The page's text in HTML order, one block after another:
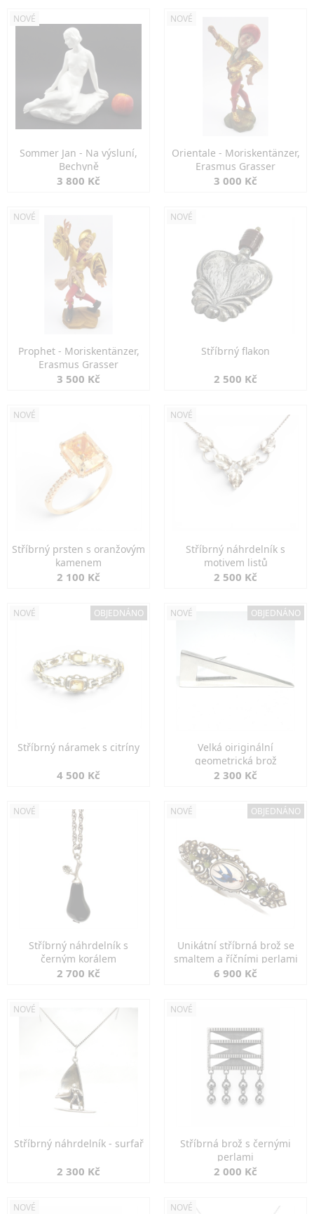
NOVÉ
Sommer Jan - Na výsluní,
Bechyně
3 800 Kč
NOVÉ
Orientale - Moriskentänzer,
Erasmus Grasser
3 000 Kč
NOVÉ
Prophet - Moriskentänzer,
Erasmus Grasser
3 500 Kč
NOVÉ
Stříbrný flakon
2 500 Kč
NOVÉ
Stříbrný prsten s oranžovým
kamenem
2 100 Kč
NOVÉ
Stříbrný náhrdelník s
motivem listů
2 500 Kč
NOVÉ OBJEDNÁNO
Stříbrný náramek s citríny
4 500 Kč
NOVÉ OBJEDNÁNO
Velká oiriginální
geometrická brož
2 300 Kč
NOVÉ
Stříbrný náhrdelník s
černým korálem
2 700 Kč
NOVÉ OBJEDNÁNO
Unikátní stříbrná brož se
smaltem a říčními perlami
6 900 Kč
NOVÉ
Stříbrný náhrdelník - surfař
2 300 Kč
NOVÉ
Stříbrná brož s černými
perlami
2 000 Kč
NOVÉ NOVÉ